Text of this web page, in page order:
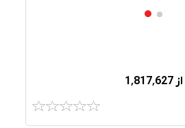
از 1٬817٬627